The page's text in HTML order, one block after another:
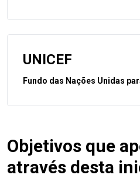
UNICEF
Fundo das Nações Unidas
Objetivos que
através desta